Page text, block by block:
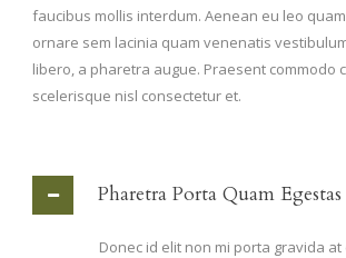
faucibus mollis interdum. Aenean eu leo
ornare sem lacinia quam venenatis
libero, a pharetra augue. Praesent commodo
scelerisque nisl consectetur et.
Pharetra Porta Quam Egestas
Donec id elit non mi porta gravida at